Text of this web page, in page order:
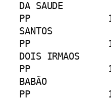
DA SAUDE
PP		11555	FABY
SANTOS
PP		11234	JONATHAN
DOIS IRMAOS
PP		11788	LEANDRO
BABÃO
PP		11333	PASTORA